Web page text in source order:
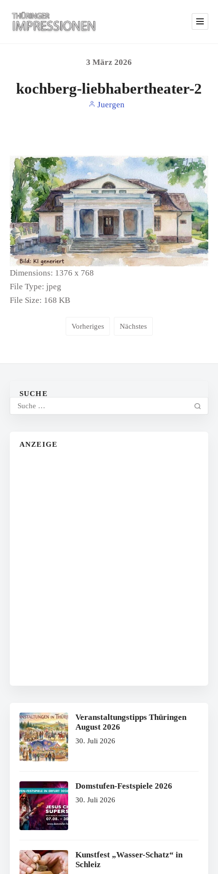
3 März 2026
kochberg-liebhabertheater-2
Juergen
Dimensions: 1376 x 768
File Type: jpeg
File Size: 168 KB
Vorheriges Nächstes
SUCHE
ANZEIGE
Veranstaltungstipps Thüringen
August 2026
30. Juli 2026
Domstufen-Festspiele 2026
30. Juli 2026
Kunstfest „Wasser-Schatz“ in
Schleiz